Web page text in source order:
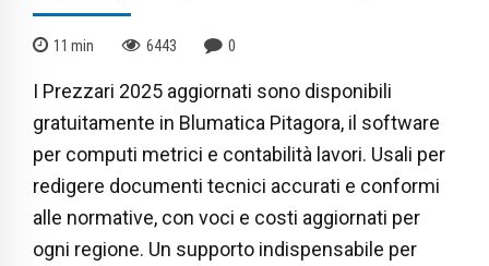
11 min 6443 0
I Prezzari 2025 aggiornati sono disponibili
gratuitamente in Blumatica Pitagora, il software
per computi metrici e contabilità lavori. Usali per
redigere documenti tecnici accurati e conformi
alle normative, con voci e costi aggiornati per
ogni regione. Un supporto indispensabile per